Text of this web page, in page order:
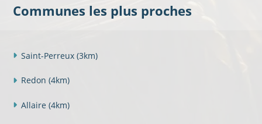
Communes les plus proches
Saint-Perreux (3km)
Redon (4km)
Allaire (4km)